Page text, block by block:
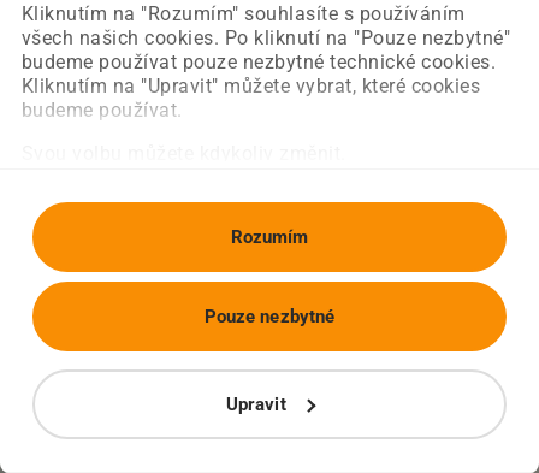
Kliknutím na "Rozumím" souhlasíte s používáním
všech našich cookies. Po kliknutí na "Pouze nezbytné"
budeme používat pouze nezbytné technické cookies.
Kliknutím na "Upravit" můžete vybrat, které cookies
budeme používat.
Rozumím
Upravit
Pouze nezbytné
Obnovit stránku Úvodní strana